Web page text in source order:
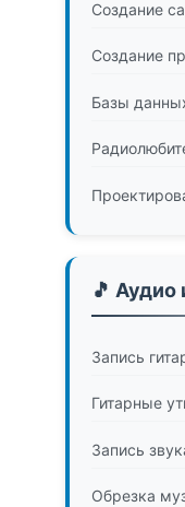
Создание
Создание
Базы
🎵
Запись
Гитарные
Запись
Обрезка